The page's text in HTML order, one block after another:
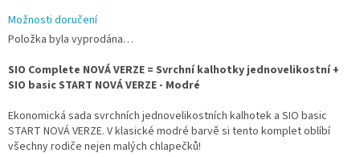
Možnosti doručení
Položka byla vyprodána…
SIO Complete NOVÁ VERZE = Svrchní kalhotky jednovelikostní +
SIO basic START NOVÁ VERZE - Modré
Ekonomická sada svrchních jednovelikostních kalhotek a SIO basic
START NOVÁ VERZE. V klasické modré barvě si tento komplet oblíbí
všechny rodiče nejen malých chlapečků!